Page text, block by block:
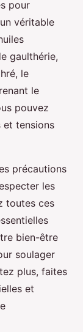
pour
véritable
gaulthérie,
le
le
pouvez
et tensions
précautions
les
toutes ces
bien-être
soulager
plus, faites
et